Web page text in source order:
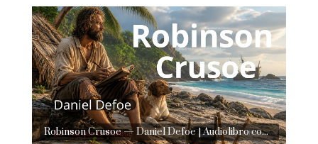
Robinson Crusoe — Daniel Defoe | Audiolibro completo en español | Voz humana real